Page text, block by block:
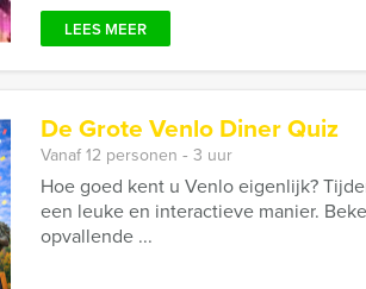
LEES MEER
De Grote Venlo Diner Quiz
Vanaf 12 personen ‐ 3 uur
Hoe goed kent u Venlo eigenlijk?
een leuke en interactieve manier.
opvallende ...